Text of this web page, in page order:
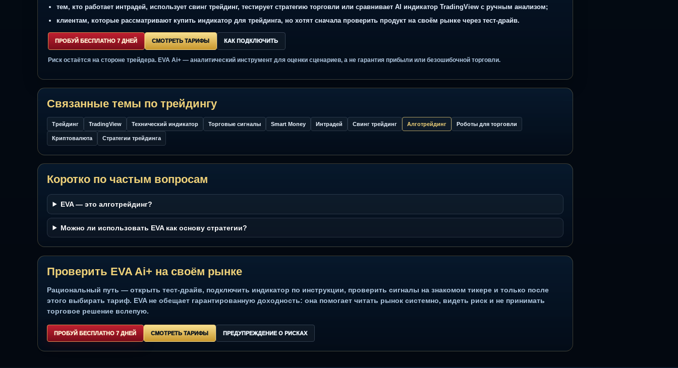
Такой текст лучше раскрывает EVA для пользователей, которые ищут алготрейдинг и роботы для торговли, но хотят понимать механику решения.
трейдерам, которые ищут индикатор TradingView и хотят видеть логику сигнала, а не только метку;
пользователям, которым нужны торговые сигналы с TP/SL, RR, фильтром ложных сигналов и понятной отменой сценария;
тем, кто работает интрадей, использует свинг трейдинг, тестирует стратегию торговли или сравнивает AI индикатор TradingView с ручным анализом;
клиентам, которые рассматривают купить индикатор для трейдинга, но хотят сначала проверить продукт на своём рынке через тест-драйв.
ПРОБУЙ БЕСПЛАТНО 7 ДНЕЙ СМОТРЕТЬ ТАРИФЫ КАК ПОДКЛЮЧИТЬ
Риск остаётся на стороне трейдера. EVA Ai+ — аналитический инструмент для оценки сценариев, а не гарантия прибыли или безошибочной торговли.
Связанные темы по трейдингу
Трейдинг TradingView Технический индикатор Торговые сигналы Smart Money Интрадей Свинг трейдинг Алготрейдинг Роботы для торговли
Коротко по частым вопросам
EVA — это алготрейдинг?